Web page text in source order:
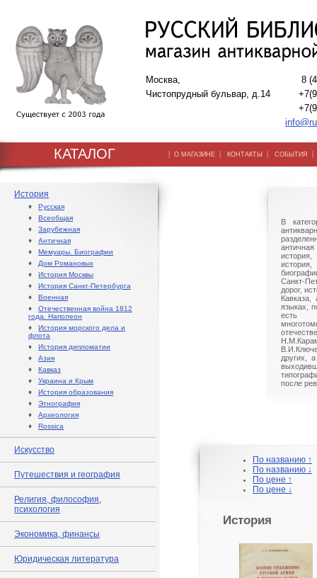
Москва,
Чистопрудный бульвар, д.14
8
КАТАЛОГ | О МАГАЗИНЕ | КОНТАКТЫ | СОБЫТИЯ
История
♦ Русская
♦ Всеобщая
♦ Зарубежная
♦ Античная
♦ Мемуары. Биографии
♦ Дом Романовых
♦ История Москвы
♦ История Санкт-Петербурга
♦ Военная
♦ Отечественная война 1812
года. Наполеон
♦ История морского дела и
флота
♦ История дипломатии
♦ Азия
♦ Кавказ
♦ Украина и Крым
♦ История образования
♦ Этнография
♦ Археология
♦ Rossica
Искусство
Путешествия и география
Религия, философия,
психология
Экономика, финансы
Юридическая литература
В
античная
история,
Санкт-
дорог,
Кавказа,
языках,
есть
других,
после
По названию ↑
По названию ↓
По цене ↑
По цене ↓
История